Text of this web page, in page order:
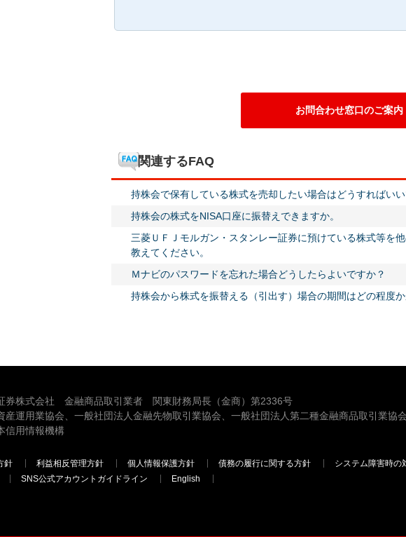
お問合わせ窓口のご案内
関連するFAQ
持株会で保有している株式を売却したい場合はどうすればい
持株会の株式をNISA口座に振替えできますか。
三菱ＵＦＪモルガン・スタンレー証券に預けている株式等を
教えてください。
Ｍナビのパスワードを忘れた場合どうしたらよいですか？
持株会から株式を振替える（引出す）場合の期間はどの程度
券株式会社 金融商品取引業者 関東財務局長（金商）第2336号
運用業協会、一般社団法人金融先物取引業協会、一般社団法人第二種金融商品取引業協
信用情報機構
針 利益相反管理方針 個人情報保護方針 債務の履行に関する方針
システム障害時の
SNS公式アカウントガイドライン English